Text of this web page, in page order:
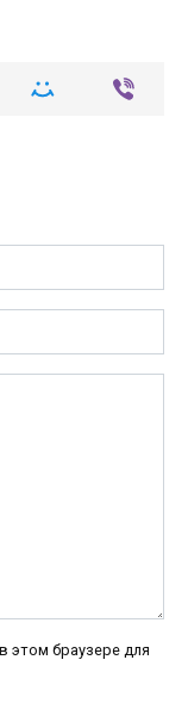
этом браузере для